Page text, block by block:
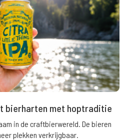
bierharten met hoptraditie
in de craftbierwereld. De bieren
plekken verkrijgbaar.